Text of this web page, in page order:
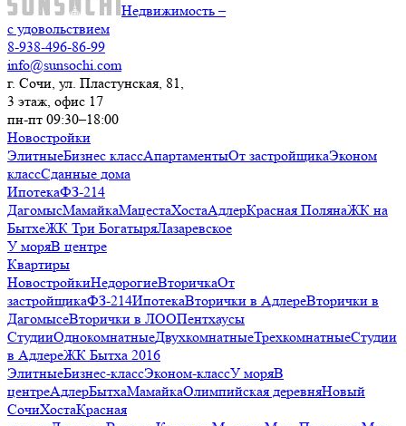
Недвижимость –
с удовольствием
8-938-496-86-99
info@sunsochi.com
г. Сочи, ул. Пластунская, 81,
3 этаж, офис 17
пн-пт 09:30–18:00
Новостройки
ЭлитныеБизнес классАпартаментыОт застройщикаЭконом
классСданные дома
ИпотекаФЗ-214
ДагомысМамайкаМацестаХостаАдлерКрасная ПолянаЖК на
БытхеЖК Три БогатыряЛазаревское
У моряВ центре
Квартиры
НовостройкиНедорогиеВторичкаОт
застройщикаФЗ-214ИпотекаВторички в АдлереВторички в
ДагомысеВторички в ЛООПентхаусы
СтудииОднокомнатныеДвухкомнатныеТрехкомнатныеСтудии
в АдлереЖК Бытха 2016
ЭлитныеБизнес-классЭконом-классУ моряВ
центреАдлерБытхаМамайкаОлимпийская деревняНовый
СочиХостаКрасная